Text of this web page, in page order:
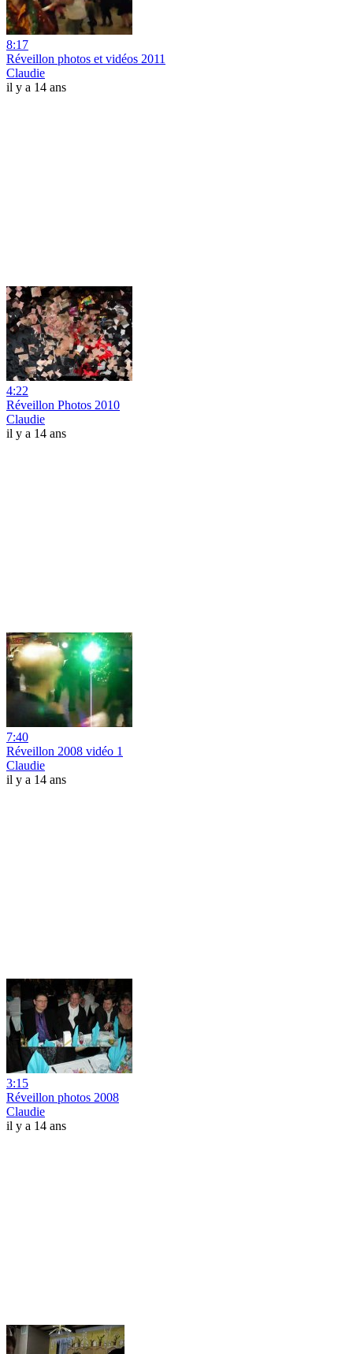
8:17
Réveillon photos et vidéos 2011
Claudie
il y a 14 ans
4:22
Réveillon Photos 2010
Claudie
il y a 14 ans
7:40
Réveillon 2008 vidéo 1
Claudie
il y a 14 ans
3:15
Réveillon photos 2008
Claudie
il y a 14 ans